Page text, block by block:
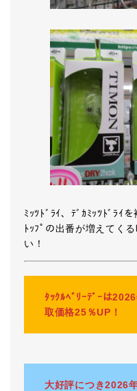
ﾐｯﾂﾄﾞﾗｲ、ﾃﾞｶﾐｯﾂﾄﾞﾗｲを
ﾄｯﾌﾟの出番が増えてく
い！
ﾀｯｸﾙﾍﾞﾘｰﾃﾞｰは
取価格25％UP！
大好評につき2026